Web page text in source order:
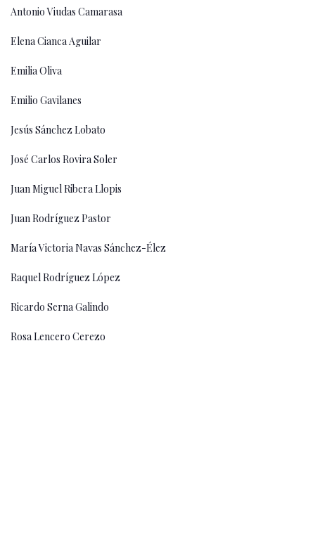
Antonio Viudas Camarasa
Elena Cianca Aguilar
Emilia Oliva
Emilio Gavilanes
Jesús Sánchez Lobato
José Carlos Rovira Soler
Juan Miguel Ribera Llopis
Juan Rodríguez Pastor
María Victoria Navas Sánchez-Élez
Raquel Rodríguez López
Ricardo Serna Galindo
Rosa Lencero Cerezo